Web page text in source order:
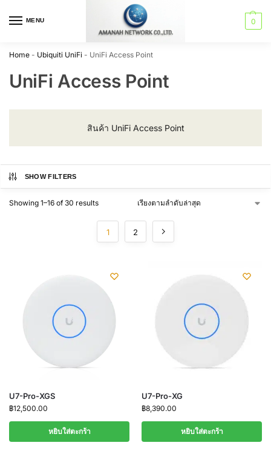
MENU 0
Home - Ubiquiti UniFi - UniFi Access Point
UniFi Access Point
สินค้า UniFi Access Point
SHOW FILTERS
Showing 1–16 of 30 results
1 2
U7-Pro-XGS
฿12,500.00
หยิบใส่ตะกร้า
U7-Pro-XG
฿8,390.00
หยิบใส่ตะกร้า